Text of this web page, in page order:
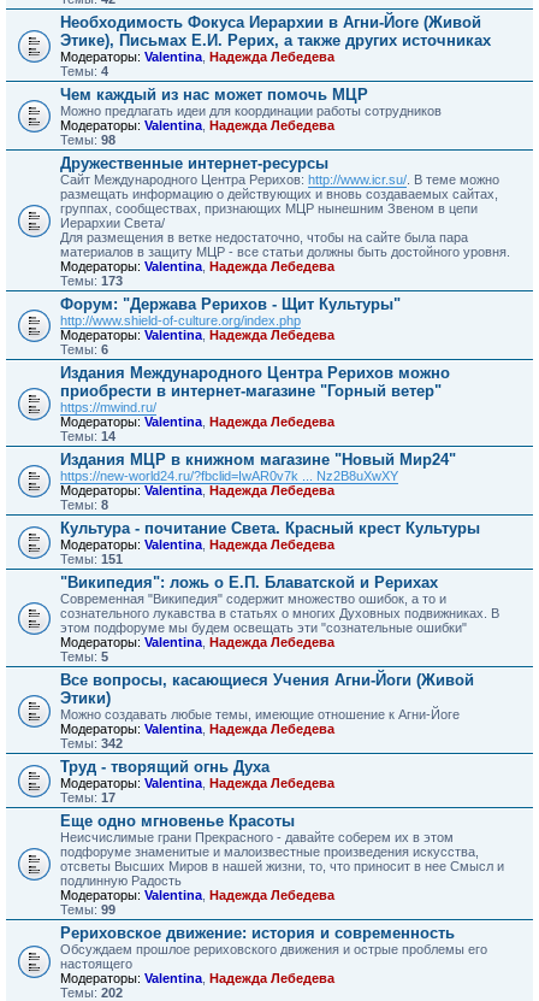
Необходимость Фокуса Иерархии в Агни-Йоге (Живой
Этике), Письмах Е.И. Рерих, а также других источниках
Модераторы: Valentina Надежда Лебедева
Темы: 4
Чем каждый из нас может помочь МЦР
Можно предлагать идеи для координации работы сотрудников
Модераторы: Valentina Надежда Лебедева
Темы: 98
Дружественные интернет-ресурсы
Сайт Международного Центра Рерихов: http://www.icr.su/ . В теме можно
размещать информацию о действующих и вновь создаваемых сайтах,
группах, сообществах, признающих МЦР нынешним Звеном в цепи
Иерархии Света/
Для размещения в ветке недостаточно, чтобы на сайте была пара
материалов в защиту МЦР - все статьи должны быть достойного уровня.
Модераторы: Valentina Надежда Лебедева
Темы: 173
Форум: "Держава Рерихов - Щит Культуры"
http://www.shield-of-culture.org/index.php
Модераторы: Valentina Надежда Лебедева
Темы: 6
Издания Международного Центра Рерихов можно
приобрести в интернет-магазине "Горный ветер"
https://mwind.ru/
Модераторы: Valentina Надежда Лебедева
Темы: 14
Издания МЦР в книжном магазине "Новый Мир24"
https://new-world24.ru/?fbclid=IwAR0v7k ... Nz2B8uXwXY
Модераторы: Valentina Надежда Лебедева
Темы: 8
Культура - почитание Света. Красный крест Культуры
Модераторы: Valentina Надежда Лебедева
Темы: 151
"Википедия": ложь о Е.П. Блаватской и Рерихах
Современная "Википедия" содержит множество ошибок, а то и
сознательного лукавства в статьях о многих Духовных подвижниках. В
этом подфоруме мы будем освещать эти "сознательные ошибки"
Модераторы: Valentina Надежда Лебедева
Темы: 5
Все вопросы, касающиеся Учения Агни-Йоги (Живой
Этики)
Можно создавать любые темы, имеющие отношение к Агни-Йоге
Модераторы: Valentina Надежда Лебедева
Темы: 342
Труд - творящий огнь Духа
Модераторы: Valentina Надежда Лебедева
Темы: 17
Еще одно мгновенье Красоты
Неисчислимые грани Прекрасного - давайте соберем их в этом
подфоруме знаменитые и малоизвестные произведения искусства,
отсветы Высших Миров в нашей жизни, то, что приносит в нее Смысл и
подлинную Радость
Модераторы: Valentina Надежда Лебедева
Темы: 99
Рериховское движение: история и современность
Обсуждаем прошлое рериховского движения и острые проблемы его
настоящего
Модераторы: Valentina Надежда Лебедева
Темы: 202